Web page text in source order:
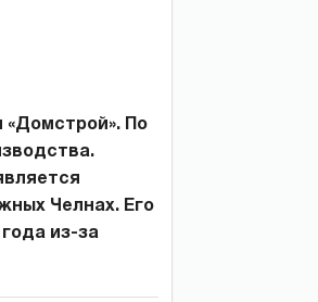
По
Челнах. Его
из-за